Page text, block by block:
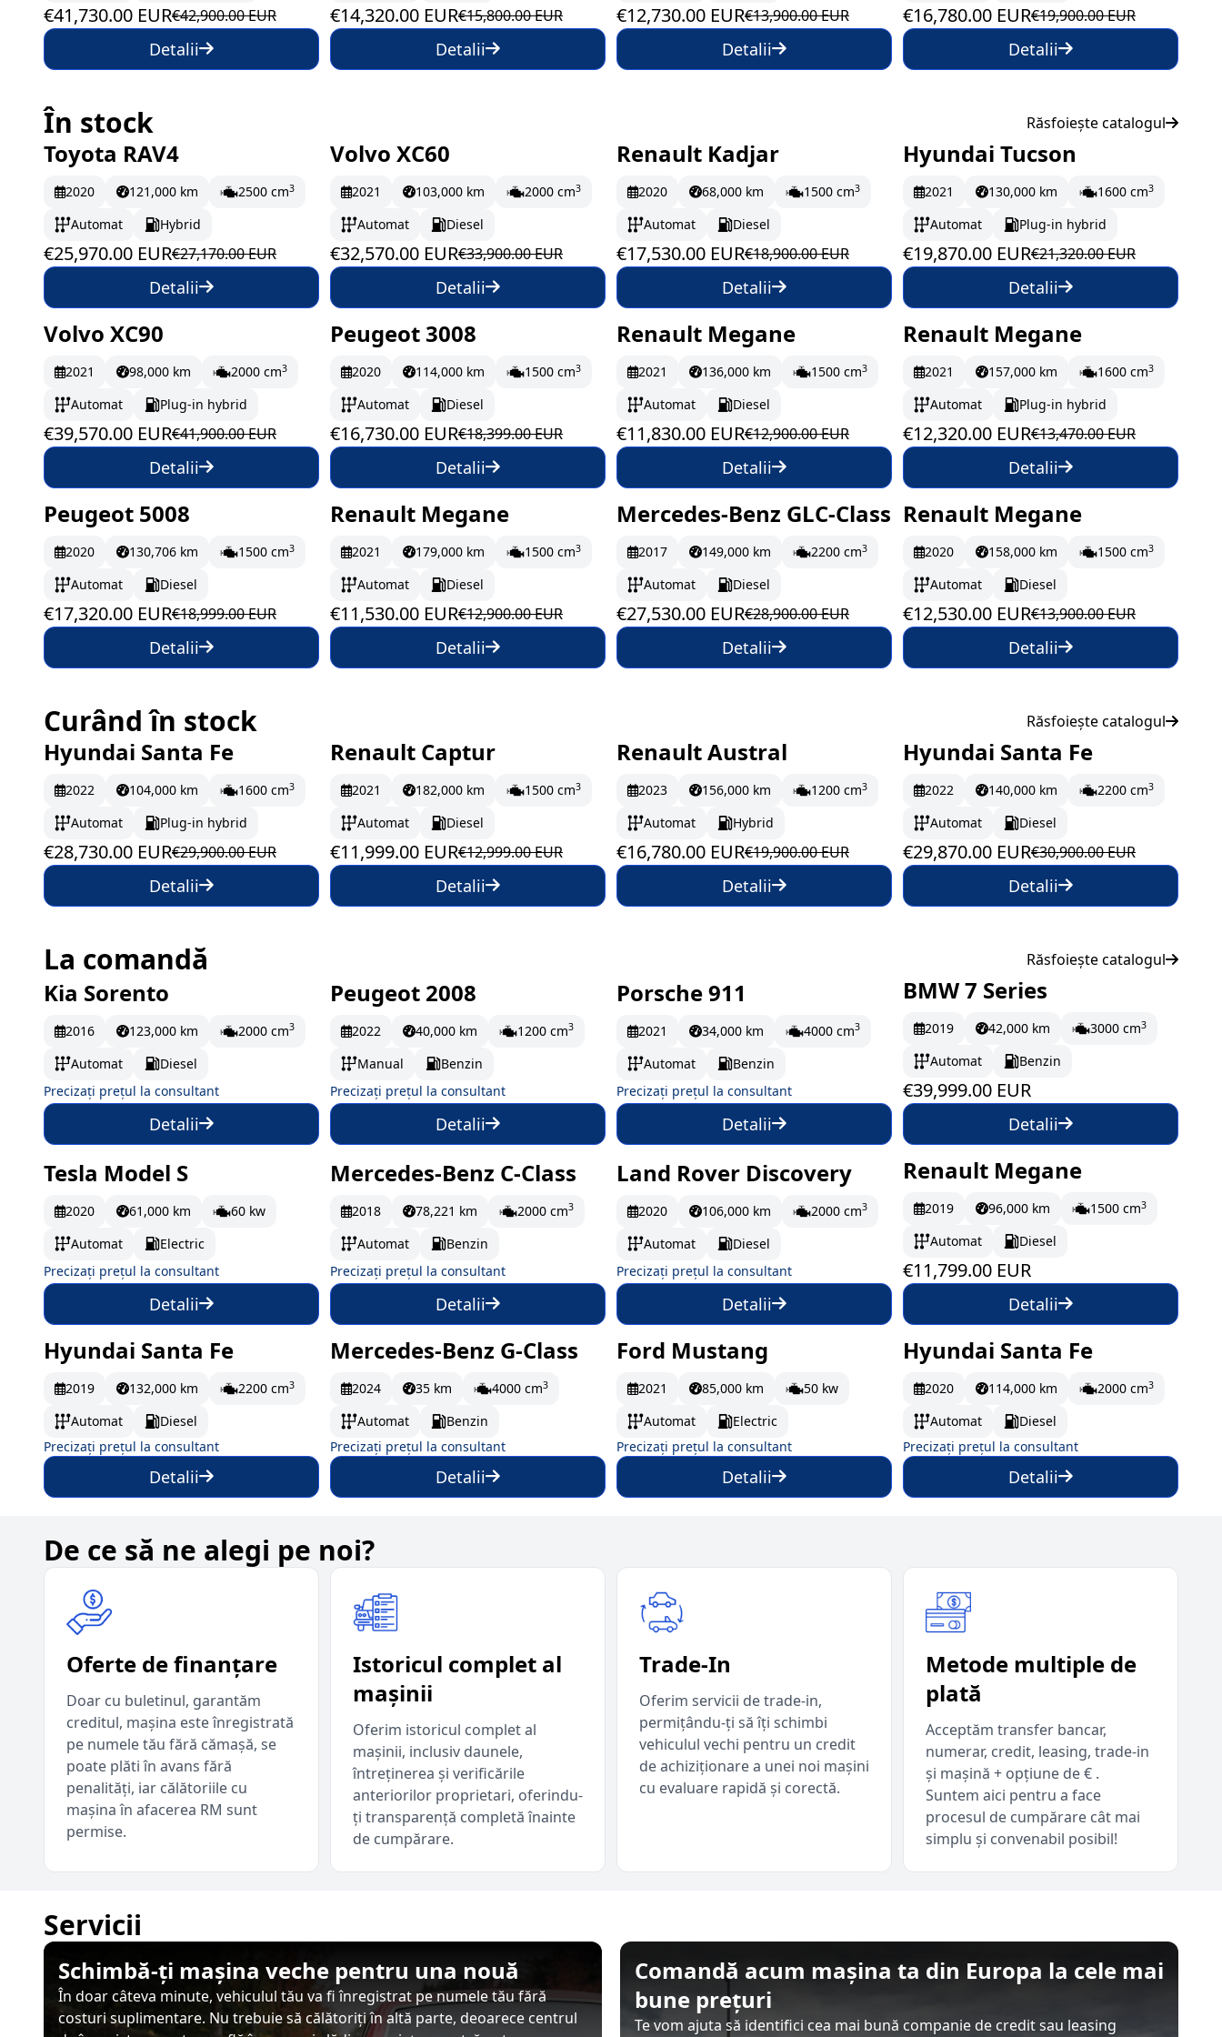
€41,730.00 EUR€42,900.00 EUR
Detalii
€14,320.00 EUR€15,800.00 EUR
Detalii
€12,730.00 EUR€13,900.00 EUR
Detalii
€16,780.00 EUR€19,900.00 EUR
Detalii
În stock Răsfoiește catalogul
În stoc 432.83 EUR/lună
Toyota RAV4
2020 121,000 km 2500 cm3
Automat Hybrid
€25,970.00 EUR€27,170.00 EUR
Detalii
În stoc 542.83 EUR/lună
Volvo XC60
2021 103,000 km 2000 cm3
Automat Diesel
€32,570.00 EUR€33,900.00 EUR
Detalii
În stoc 292.17 EUR/lună
Renault Kadjar
2020 68,000 km 1500 cm3
Automat Diesel
€17,530.00 EUR€18,900.00 EUR
Detalii
În stoc 331.17 EUR/lună
Hyundai Tucson
2021 130,000 km 1600 cm3
Automat Plug-in hybrid
€19,870.00 EUR€21,320.00 EUR
Detalii
În stoc 659.5 EUR/lună
Volvo XC90
2021 98,000 km 2000 cm3
Automat Plug-in hybrid
€39,570.00 EUR€41,900.00 EUR
Detalii
În stoc 278.83 EUR/lună
Peugeot 3008
2020 114,000 km 1500 cm3
Automat Diesel
€16,730.00 EUR€18,399.00 EUR
Detalii
În stoc 197.17 EUR/lună
Renault Megane
2021 136,000 km 1500 cm3
Automat Diesel
€11,830.00 EUR€12,900.00 EUR
Detalii
În stoc 205.33 EUR/lună
Renault Megane
2021 157,000 km 1600 cm3
Automat Plug-in hybrid
€12,320.00 EUR€13,470.00 EUR
Detalii
În stoc 288.67 EUR/lună
Peugeot 5008
2020 130,706 km 1500 cm3
Automat Diesel
€17,320.00 EUR€18,999.00 EUR
Detalii
În stoc 192.17 EUR/lună
Renault Megane
2021 179,000 km 1500 cm3
Automat Diesel
€11,530.00 EUR€12,900.00 EUR
Detalii
În stoc 458.83 EUR/lună
Mercedes-Benz GLC-Class
2017 149,000 km 2200 cm3
Automat Diesel
€27,530.00 EUR€28,900.00 EUR
Detalii
În stoc 208.83 EUR/lună
Renault Megane
2020 158,000 km 1500 cm3
Automat Diesel
€12,530.00 EUR€13,900.00 EUR
Detalii
Curând în stock Răsfoiește catalogul
Pe drum 478.83 EUR/lună
Hyundai Santa Fe
2022 104,000 km 1600 cm3
Automat Plug-in hybrid
€28,730.00 EUR€29,900.00 EUR
Detalii
Pe drum 199.98 EUR/lună
Renault Captur
2021 182,000 km 1500 cm3
Automat Diesel
€11,999.00 EUR€12,999.00 EUR
Detalii
Pe drum 279.67 EUR/lună
Renault Austral
2023 156,000 km 1200 cm3
Automat Hybrid
€16,780.00 EUR€19,900.00 EUR
Detalii
Pe drum 497.83 EUR/lună
Hyundai Santa Fe
2022 140,000 km 2200 cm3
Automat Diesel
€29,870.00 EUR€30,900.00 EUR
Detalii
La comandă Răsfoiește catalogul
La comandă
Kia Sorento
2016 123,000 km 2000 cm3
Automat
Diesel
Precizați prețul la consultant
Detalii
La comandă
Peugeot 2008
2022 40,000 km 1200 cm3
Manual
Benzin
Precizați prețul la consultant
Detalii
La comandă
Porsche 911
2021 34,000 km 4000 cm3
Automat
Benzin
Precizați prețul la consultant
Detalii
La comandă
666.65 EUR/lună
BMW 7 Series
2019 42,000 km 3000 cm3
Automat Benzin
€39,999.00 EUR
Detalii
La comandă
Tesla Model S
2020 61,000 km
60 kw
Automat
Electric
Precizați prețul la consultant
Detalii
La comandă
Mercedes-Benz C-Class
2018 78,221 km 2000 cm3
Automat
Benzin
Precizați prețul la consultant
Detalii
La comandă
Land Rover Discovery
2020 106,000 km 2000 cm3
Automat
Diesel
Precizați prețul la consultant
Detalii
La comandă
196.65 EUR/lună
Renault Megane
2019 96,000 km 1500 cm3
Automat Diesel
€11,799.00 EUR
Detalii
La comandă
Hyundai Santa Fe
2019 132,000 km 2200 cm3
Automat
Diesel
Precizați prețul la consultant
Detalii
La comandă
Mercedes-Benz G-Class
2024 35 km 4000 cm3
Automat
Benzin
Precizați prețul la consultant
Detalii
La comandă
Ford Mustang
2021 85,000 km
50 kw
Automat
Electric
Precizați prețul la consultant
Detalii
La comandă
Hyundai Santa Fe
2020 114,000 km 2000 cm3
Automat
Diesel
Precizați prețul la consultant
Detalii
De ce să ne alegi pe noi?
Oferte de finanțare
Doar cu buletinul, garantăm
creditul, mașina este înregistrată
pe numele tău fără cămașă, se
poate plăti în avans fără
penalități, iar călătoriile cu
mașina în afacerea RM sunt
permise.
Istoricul complet al
mașinii
Oferim istoricul complet al
mașinii, inclusiv daunele,
întreținerea și verificările
anteriorilor proprietari, oferindu-
ți transparență completă înainte
de cumpărare.
Trade-In
Oferim servicii de trade-in,
permițându-ți să îți schimbi
vehiculul vechi pentru un credit
de achiziționare a unei noi mașini
cu evaluare rapidă și corectă.
Metode multiple de
plată
Acceptăm transfer bancar,
numerar, credit, leasing, trade-in
și mașină + opțiune de € .
Suntem aici pentru a face
procesul de cumpărare cât mai
simplu și convenabil posibil!
Servicii
Schimbă-ți mașina veche pentru una nouă
În doar câteva minute, vehiculul tău va fi înregistrat pe numele tău fără
costuri suplimentare. Nu trebuie să călătoriți în altă parte, deoarece centrul
Comandă acum mașina ta din Europa la cele mai
bune prețuri
Te vom ajuta să identifici cea mai bună companie de credit sau leasing